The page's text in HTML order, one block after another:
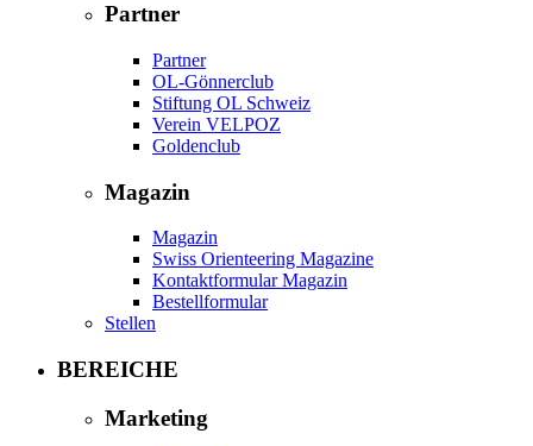
Partner
Partner
OL-Gönnerclub
Stiftung OL Schweiz
Verein VELPOZ
Goldenclub
Magazin
Magazin
Swiss Orienteering Magazine
Kontaktformular Magazin
Bestellformular
Stellen
BEREICHE
Marketing